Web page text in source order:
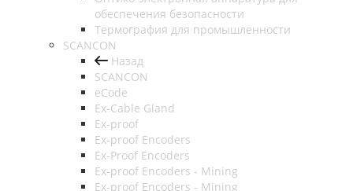
обеспечения безопасности
Термография для промышленности
SCANCON
Назад
SCANCON
eCode
Ex-Cable Gland
Ex-proof
Ex-proof Encoders
Ex-Proof Encoders
Ex-proof Encoders - Mining
Ex-proof Encoders - Mining